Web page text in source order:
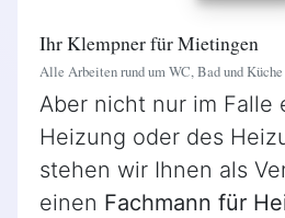
Ihr Klempner für Mietingen
Alle Arbeiten rund um WC, Bad und Küche
Aber nicht nur im Falle
Heizung oder des
stehen wir Ihnen als
einen Fachmann für